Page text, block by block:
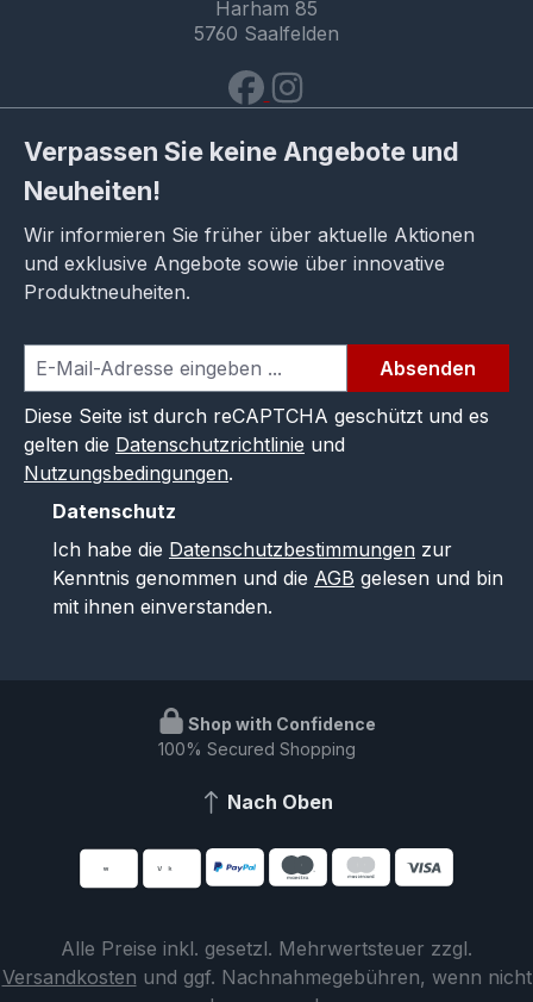
Harham 85
5760 Saalfelden
Verpassen Sie keine Angebote und
Neuheiten!
Wir informieren Sie früher über aktuelle Aktionen
und exklusive Angebote sowie über innovative
Produktneuheiten.
Absenden
Diese Seite ist durch reCAPTCHA geschützt und es
gelten die Datenschutzrichtlinie und
Nutzungsbedingungen.
Datenschutz
Ich habe die Datenschutzbestimmungen zur
Kenntnis genommen und die AGB gelesen und bin
mit ihnen einverstanden.
Shop with Confidence
100% Secured Shopping
Nach Oben
Alle Preise inkl. gesetzl. Mehrwertsteuer zzgl.
Versandkosten und ggf. Nachnahmegebühren, wenn nicht